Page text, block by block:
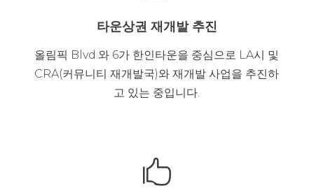
타운상권 재개발 추진
올림픽 Blvd.와 6가 한인타운을 중심으로 LA시 및
CRA(커뮤니티 재개발국)와 재개발 사업을 추진하
고 있는 중입니다.
